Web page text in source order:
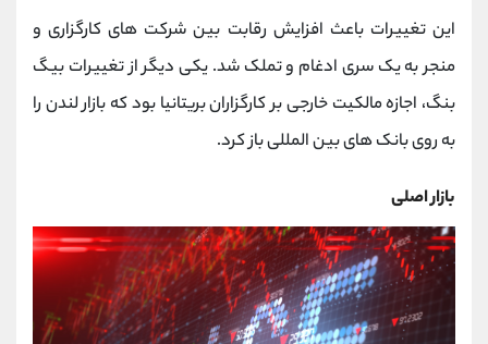
این تغییرات باعث افزایش رقابت بین شرکت های کارگزاری و
منجر به یک سری ادغام و تملک شد. یکی دیگر از تغییرات بیگ
بنگ، اجازه مالکیت خارجی بر کارگزاران بریتانیا بود که بازار لندن را
به روی بانک های بین المللی باز کرد.
بازار اصلی